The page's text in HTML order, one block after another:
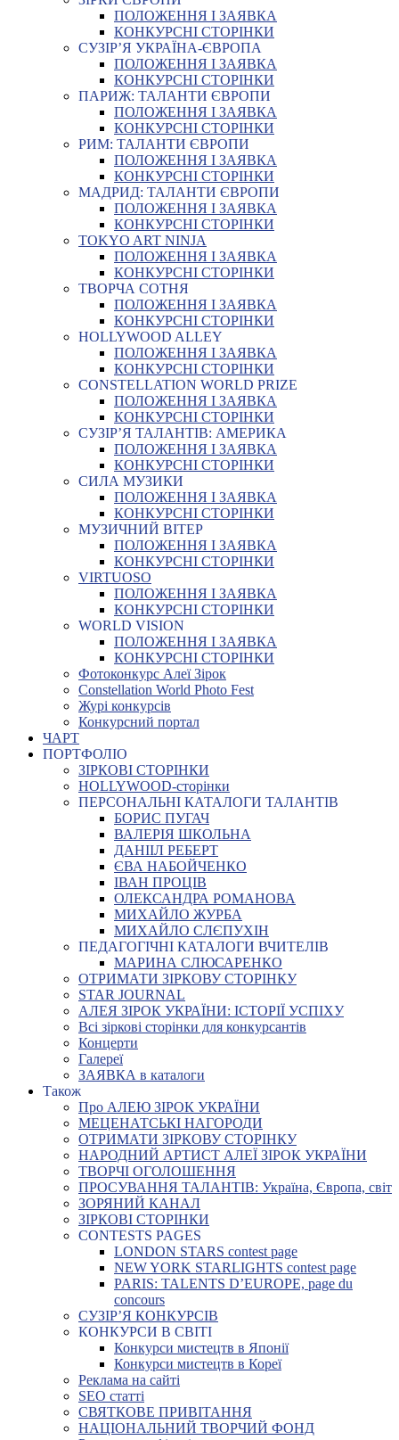
ПОЛОЖЕННЯ І ЗАЯВКА
КОНКУРСНІ СТОРІНКИ
СУЗІР’Я УКРАЇНА-ЄВРОПА
ПОЛОЖЕННЯ І ЗАЯВКА
КОНКУРСНІ СТОРІНКИ
ПАРИЖ: ТАЛАНТИ ЄВРОПИ
ПОЛОЖЕННЯ І ЗАЯВКА
КОНКУРСНІ СТОРІНКИ
РИМ: ТАЛАНТИ ЄВРОПИ
ПОЛОЖЕННЯ І ЗАЯВКА
КОНКУРСНІ СТОРІНКИ
МАДРИД: ТАЛАНТИ ЄВРОПИ
ПОЛОЖЕННЯ І ЗАЯВКА
КОНКУРСНІ СТОРІНКИ
TOKYO ART NINJA
ПОЛОЖЕННЯ І ЗАЯВКА
КОНКУРСНІ СТОРІНКИ
ТВОРЧА СОТНЯ
ПОЛОЖЕННЯ І ЗАЯВКА
КОНКУРСНІ СТОРІНКИ
HOLLYWOOD ALLEY
ПОЛОЖЕННЯ І ЗАЯВКА
КОНКУРСНІ СТОРІНКИ
CONSTELLATION WORLD PRIZE
ПОЛОЖЕННЯ І ЗАЯВКА
КОНКУРСНІ СТОРІНКИ
СУЗІР’Я ТАЛАНТІВ: АМЕРИКА
ПОЛОЖЕННЯ І ЗАЯВКА
КОНКУРСНІ СТОРІНКИ
СИЛА МУЗИКИ
ПОЛОЖЕННЯ І ЗАЯВКА
КОНКУРСНІ СТОРІНКИ
МУЗИЧНИЙ ВІТЕР
ПОЛОЖЕННЯ І ЗАЯВКА
КОНКУРСНІ СТОРІНКИ
VIRTUOSO
ПОЛОЖЕННЯ І ЗАЯВКА
КОНКУРСНІ СТОРІНКИ
WORLD VISION
ПОЛОЖЕННЯ І ЗАЯВКА
КОНКУРСНІ СТОРІНКИ
Фотоконкурс Алеї Зірок
Constellation World Photo Fest
Журі конкурсів
Конкурсний портал
ЧАРТ
ПОРТФОЛІО
ЗІРКОВІ СТОРІНКИ
HOLLYWOOD-сторінки
ПЕРСОНАЛЬНІ КАТАЛОГИ ТАЛАНТІВ
БОРИС ПУГАЧ
ВАЛЕРІЯ ШКОЛЬНА
ДАНІІЛ РЕБЕРТ
ЄВА НАБОЙЧЕНКО
ІВАН ПРОЦІВ
ОЛЕКСАНДРА РОМАНОВА
МИХАЙЛО ЖУРБА
МИХАЙЛО СЛЄПУХІН
ПЕДАГОГІЧНІ КАТАЛОГИ ВЧИТЕЛІВ
МАРИНА СЛЮСАРЕНКО
ОТРИМАТИ ЗІРКОВУ СТОРІНКУ
STAR JOURNAL
АЛЕЯ ЗІРОК УКРАЇНИ: ІСТОРІЇ УСПІХУ
Всі зіркові сторінки для конкурсантів
Концерти
Галереї
ЗАЯВКА в каталоги
Також
Про АЛЕЮ ЗІРОК УКРАЇНИ
МЕЦЕНАТСЬКІ НАГОРОДИ
ОТРИМАТИ ЗІРКОВУ СТОРІНКУ
НАРОДНИЙ АРТИСТ АЛЕЇ ЗІРОК УКРАЇНИ
ТВОРЧІ ОГОЛОШЕННЯ
ПРОСУВАННЯ ТАЛАНТІВ: Україна, Європа, світ
ЗОРЯНИЙ КАНАЛ
ЗІРКОВІ СТОРІНКИ
CONTESTS PAGES
LONDON STARS contest page
NEW YORK STARLIGHTS contest page
PARIS: TALENTS D’EUROPE, page du
concours
СУЗІР’Я КОНКУРСІВ
КОНКУРСИ В СВІТІ
Конкурси мистецтв в Японії
Конкурси мистецтв в Кореї
Реклама на сайті
SEO статті
СВЯТКОВЕ ПРИВІТАННЯ
НАЦІОНАЛЬНИЙ ТВОРЧИЙ ФОНД